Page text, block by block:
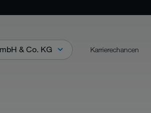
& Co. KG Karrierechancen